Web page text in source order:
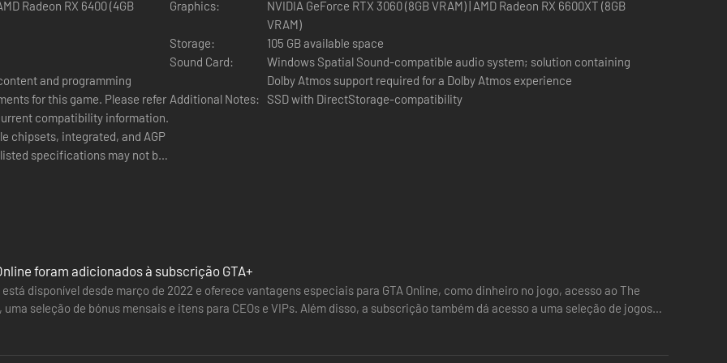
County com SSD e DirectStorage em dispositivos compatíveis, possibilitando acesso mais rápido à ação.
Adaptáveis no controle sem fio DualSense: de danos direcionais a efeitos climáticos, superfícies de estradas irregulares,
aprimorada de falas, cenas e música.* Ouça os sons do mundo com o máximo de precisão: o ronco do acelerador de um
ruído de um helicóptero sobrevoando e mais.
evolução para até 30 jogadores, onde você começa como um malandro de rua e pode se tornar o rei do seu próprio império
como a opção de escolher uma carreira criminal, bem como todas as atualizações de jogo, expansões e conteúdo
jogar a sós ou com amigos. Coopere para realizar Golpes ousados, entre em Corridas Acrobáticas cheias de adrenalina, dispute
em boates, fliperamas, festas em coberturas, eventos de carros e muito mais.
Radeon RX 6400 (4GB
for this game. Please refer
chipsets, integrated, and AGP
specifications may not be
(minimum age varies)
installations required
Chromium, and Microsoft
and authentication and
hardware attributes for
cheat and moderation
and/or
Sound compatible audio
Graphics:
NVIDIA GeForce RTX 3060 (8GB VRAM) | AMD Radeon RX 6600XT (8GB
VRAM)
Storage:
105 GB available space
Sound Card:
Windows Spatial Sound-compatible audio system; solution containing
Dolby Atmos support required for a Dolby Atmos experience
Additional Notes:
SSD with DirectStorage-compatibility
foram adicionados à subscrição GTA+
está disponível desde março de 2022 e oferece vantagens especiais para GTA Online, como dinheiro no jogo, acesso ao The
uma seleção de bónus mensais e itens para CEOs e VIPs. Além disso, a subscrição também dá acesso a uma seleção de jogos
Rockstar Games.…